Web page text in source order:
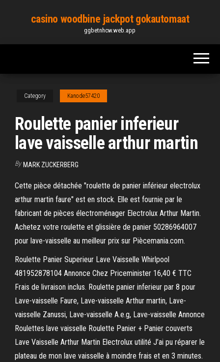
content
casino woodbine jackpot gokautomaat
ggbetnhcw.web.app
Category Kanode57420
Roulette panier inferieur
lave vaisselle arthur martin
By MARK ZUCKERBERG
Cette pièce détachée "roulette de panier inférieur electrolux
arthur martin faure" est en stock. Elle est fournie par le
fabricant de pièces électroménager Electrolux Arthur Martin.
Achetez votre roulette et glissière de panier 50286964007
pour lave-vaisselle au meilleur prix sur Piècemania.com.
Roulette Panier Superieur Lave Vaisselle Whirlpool
481952878104 Annonce Chez Priceminister 16,40 € TTC
Frais de livraison inclus. Roulette panier inferieur par 8 pour
Lave-vaisselle Faure, Lave-vaisselle Arthur martin, Lave-
vaisselle Zanussi, Lave-vaisselle A.e.g, Lave-vaisselle Annonce
Roulettes lave vaisselle Roulette Panier + Panier couverts
Lave Vaisselle Arthur Martin Electrolux utilité J’ai pu réparer le
plateau de mon lave vaisselle à moindre frais et en 3 minutes.